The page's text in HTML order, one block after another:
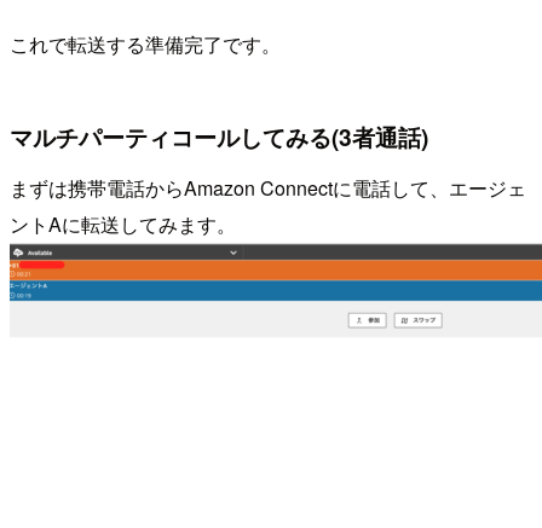
これで転送する準備完了です。
マルチパーティコールしてみる(3者通話)
まずは携帯電話からAmazon Connectに電話して、エージェ
ントAに転送してみます。